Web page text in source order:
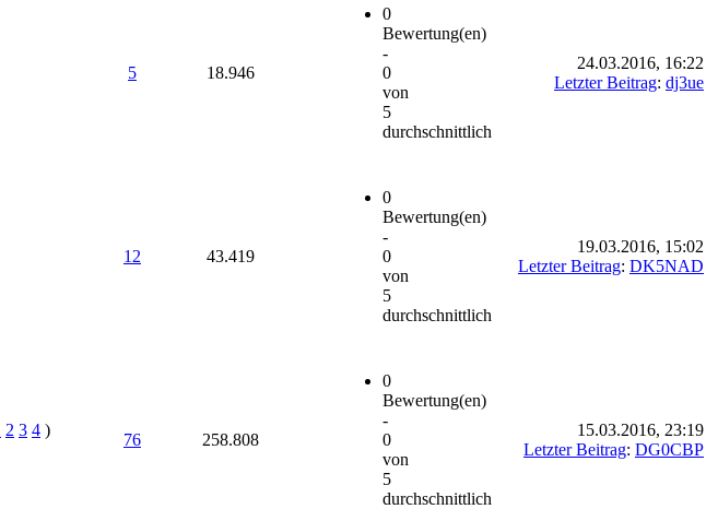
5 18.946
0
Bewertung(en)
-
0
von
5
durchschnittlich
24.03.2016, 16:22
Letzter Beitrag: dj3ue
12 43.419
0
Bewertung(en)
-
0
von
5
durchschnittlich
19.03.2016, 15:02
Letzter Beitrag: DK5NAD
2 3 4 )
76 258.808
0
Bewertung(en)
-
0
von
5
durchschnittlich
15.03.2016, 23:19
Letzter Beitrag: DG0CBP